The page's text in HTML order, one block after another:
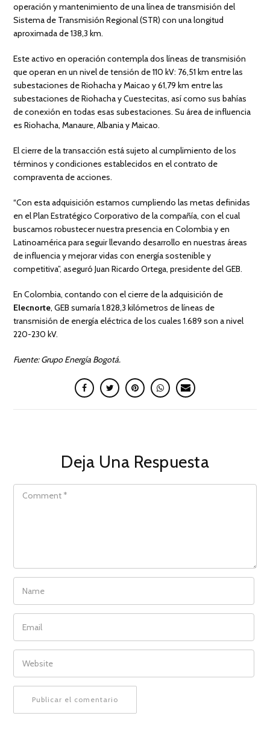
operación y mantenimiento de una línea de transmisión del
Sistema de Transmisión Regional (STR) con una longitud
aproximada de 138,3 km.
Este activo en operación contempla dos líneas de transmisión
que operan en un nivel de tensión de 110 kV: 76,51 km entre las
subestaciones de Riohacha y Maicao y 61,79 km entre las
subestaciones de Riohacha y Cuestecitas, así como sus bahías
de conexión en todas esas subestaciones. Su área de influencia
es Riohacha, Manaure, Albania y Maicao.
El cierre de la transacción está sujeto al cumplimiento de los
términos y condiciones establecidos en el contrato de
compraventa de acciones.
“Con esta adquisición estamos cumpliendo las metas definidas
en el Plan Estratégico Corporativo de la compañía, con el cual
buscamos robustecer nuestra presencia en Colombia y en
Latinoamérica para seguir llevando desarrollo en nuestras áreas
de influencia y mejorar vidas con energía sostenible y
competitiva”, aseguró Juan Ricardo Ortega, presidente del GEB.
En Colombia, contando con el cierre de la adquisición de
Elecnorte, GEB sumaría 1.828,3 kilómetros de líneas de
transmisión de energía eléctrica de los cuales 1.689 son a nivel
220-230 kV.
Fuente: Grupo Energía Bogotá.
Deja Una Respuesta
COMMENT
NAME
EMAIL
WEBSITE